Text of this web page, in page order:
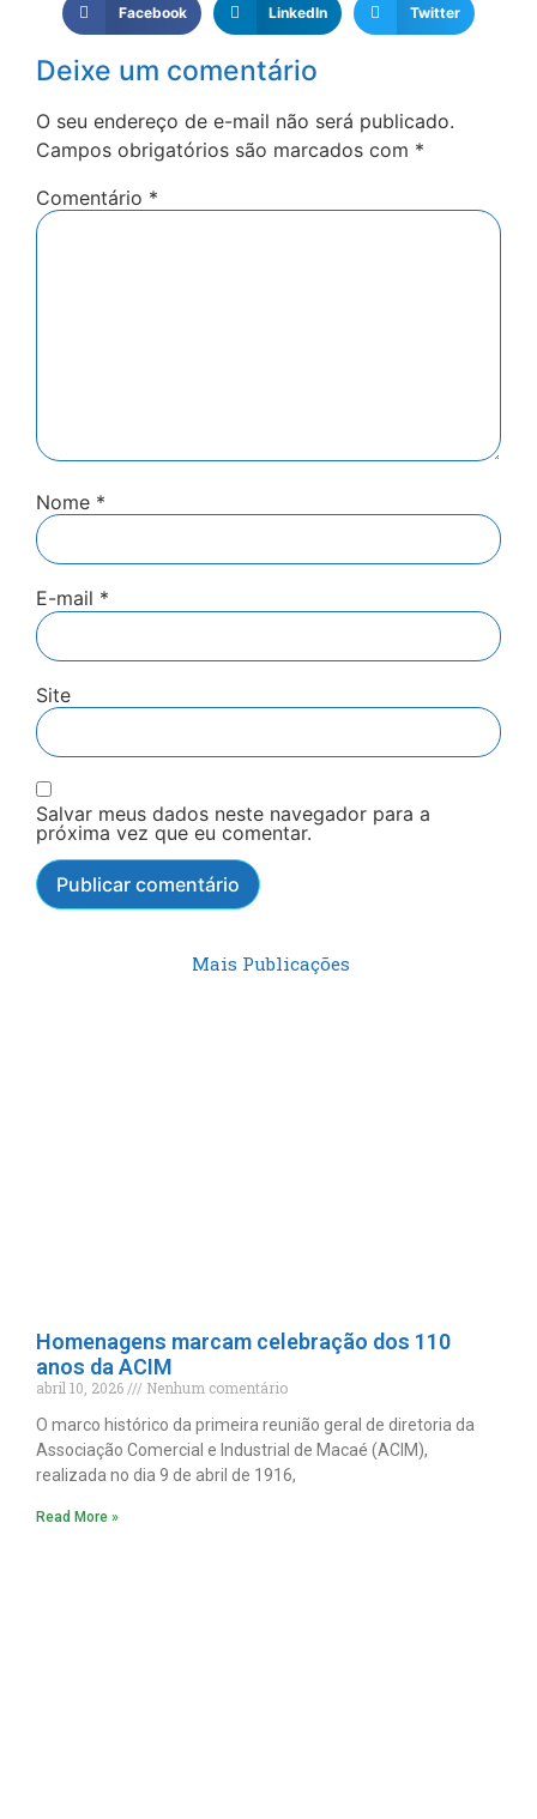
Facebook LinkedIn Twitter
Deixe um comentário
O seu endereço de e-mail não será publicado.
Campos obrigatórios são marcados com *
Comentário *
Nome *
E-mail *
Site
Salvar meus dados neste navegador para a
próxima vez que eu comentar.
Mais Publicações
Homenagens marcam celebração dos 110
anos da ACIM
abril 10, 2026
Nenhum comentário
O marco histórico da primeira reunião geral de diretoria da
Associação Comercial e Industrial de Macaé (ACIM),
realizada no dia 9 de abril de 1916,
Read More »